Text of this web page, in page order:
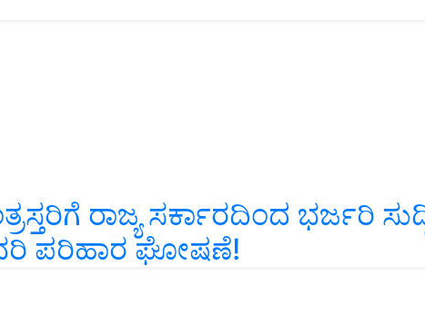
ರಾಜ್ಯ ಸರ್ಕಾರದಿಂದ ಭರ್ಜರಿ ಸುದ್ದಿ;
ಪರಿಹಾರ ಘೋಷಣೆ!